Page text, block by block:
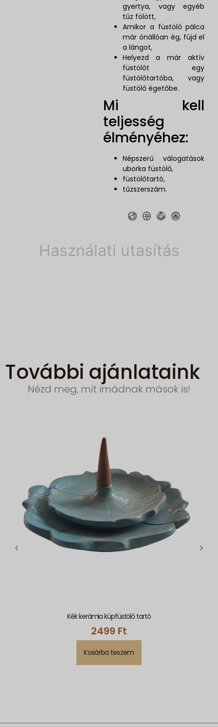
Használati utasítás
gyertya, vagy egyéb
tűz fölött,
Amikor a füstölő pálca
már önállóan ég, fújd el
a lángot,
Helyezd a már aktív
füstölőt egy
füstölőtartóba, vagy
füstölő égetőbe.
Mi kell
teljesség
élményéhez:
Népszerű válogatások
uborka füstölő,
füstölőtartó,
tűzszerszám.
További ajánlataink
Nézd meg, mit imádnak mások is!
Kék kerámia kúpfüstölő tartó
2499 Ft
Kosárba teszem